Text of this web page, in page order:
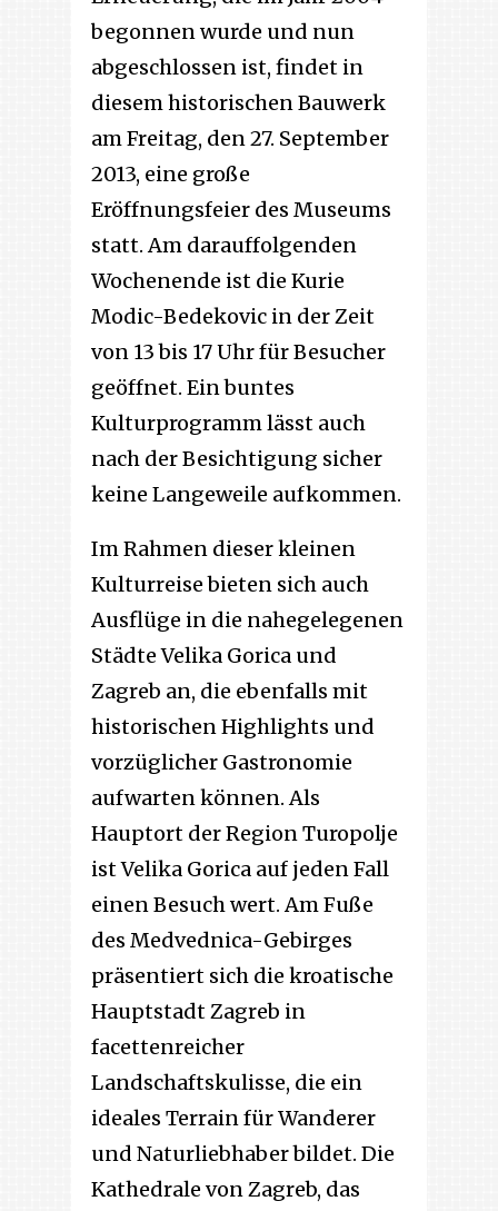
begonnen wurde und nun
abgeschlossen ist, findet in
diesem historischen Bauwerk
am Freitag, den 27. September
2013, eine große
Eröffnungsfeier des Museums
statt. Am darauffolgenden
Wochenende ist die Kurie
Modic-Bedekovic in der Zeit
von 13 bis 17 Uhr für Besucher
geöffnet. Ein buntes
Kulturprogramm lässt auch
nach der Besichtigung sicher
keine Langeweile aufkommen.
Im Rahmen dieser kleinen
Kulturreise bieten sich auch
Ausflüge in die nahegelegenen
Städte Velika Gorica und
Zagreb an, die ebenfalls mit
historischen Highlights und
vorzüglicher Gastronomie
aufwarten können. Als
Hauptort der Region Turopolje
ist Velika Gorica auf jeden Fall
einen Besuch wert. Am Fuße
des Medvednica-Gebirges
präsentiert sich die kroatische
Hauptstadt Zagreb in
facettenreicher
Landschaftskulisse, die ein
ideales Terrain für Wanderer
und Naturliebhaber bildet. Die
Kathedrale von Zagreb, das